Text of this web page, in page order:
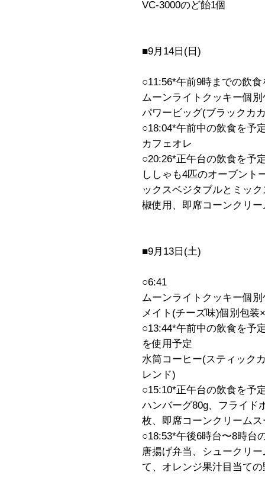
VC-3000のど飴1個
■9月14日(日)
○11:56*午前9時までの飲
ムーンライトクッキー個
パワービッグ(ブラックカ
○18:04*午前中の飲食を予
カフェオレ
○20:26*正午台の飲食を予
ししゃも4匹のオーブント
ックスベジタブルとミッ
椒使用、即席コーンクリ
■9月13日(土)
○6:41
ムーンライトクッキー個
メイト(チーズ味)個別包装
○13:44*午前中の飲食を予
を使用予定
水筒コーヒー(スティック
レンド)
○15:10*正午台の飲食を予
ハンバーグ80g、フライド
枚、即席コーンクリーム
○18:53*午後6時台〜8時台
唐揚げ弁当、シュークリ
て、オレンジ果汁目当て